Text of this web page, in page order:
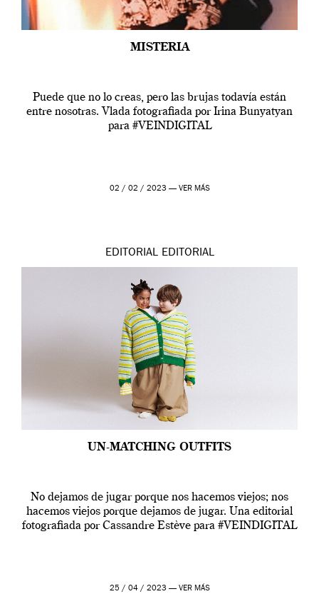
MISTERIA
Puede que no lo creas, pero las brujas todavía están
entre nosotras. Vlada fotografiada por Irina Bunyatyan
para #VEINDIGITAL
02 / 02 / 2023 — VER MÁS
EDITORIAL EDITORIAL
UN-MATCHING OUTFITS
No dejamos de jugar porque nos hacemos viejos; nos
hacemos viejos porque dejamos de jugar. Una editorial
fotografiada por Cassandre Estève para #VEINDIGITAL
25 / 04 / 2023 — VER MÁS